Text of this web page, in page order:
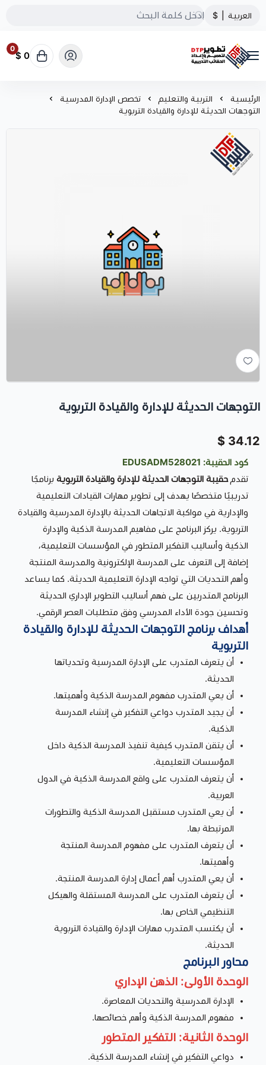
العربية $
تطوير الحقائب التدريبية
0
0 $
الرئيسية التربية والتعليم
تخصص الإدارة المدرسية
التوجهات الحديثة للإدارة والقيادة التربوية
التوجهات الحديثة للإدارة والقيادة التربوية
34.12 $
كود الحقيبة: EDUSADM528021
تقدمحقيبة التوجهات الحديثة للإدارة والقيادة التربوية برنامجًا
تدريبيًا متخصصًا يهدف إلى تطوير مهارات القيادات التعليمية
والإدارية في مواكبة الاتجاهات الحديثة بالإدارة المدرسية والقيادة
التربوية. يركز البرنامج على مفاهيم المدرسة الذكية والإدارة
الذكية وأساليب التفكير المتطور في المؤسسات التعليمية،
إضافة إلى التعرف على المدرسة الإلكترونية والمدرسة المنتجة
وأهم التحديات التي تواجه الإدارة التعليمية الحديثة. كما يساعد
البرنامج المتدربين على فهم أساليب التطوير الإداري الحديثة
وتحسين جودة الأداء المدرسي وفق متطلبات العصر الرقمي.
أهداف برنامج التوجهات الحديثة للإدارة والقيادة
التربوية
أن يتعرف المتدرب على الإدارة المدرسية وتحدياتها
الحديثة.
أن يعي المتدرب مفهوم المدرسة الذكية وأهميتها.
أن يجيد المتدرب دواعي التفكير في إنشاء المدرسة
الذكية.
أن يتقن المتدرب كيفية تنفيذ المدرسة الذكية داخل
المؤسسات التعليمية.
أن يتعرف المتدرب على واقع المدرسة الذكية في الدول
العربية.
أن يعي المتدرب مستقبل المدرسة الذكية والتطورات
المرتبطة بها.
أن يتعرف المتدرب على مفهوم المدرسة المنتجة
وأهميتها.
أن يعي المتدرب أهم أعمال إدارة المدرسة المنتجة.
أن يتعرف المتدرب على المدرسة المستقلة والهيكل
التنظيمي الخاص بها.
أن يكتسب المتدرب مهارات الإدارة والقيادة التربوية
الحديثة.
محاور البرنامج
الوحدة الأولى: الذهن الإداري
الإدارة المدرسية والتحديات المعاصرة.
مفهوم المدرسة الذكية وأهم خصائصها.
الوحدة الثانية: التفكير المتطور
دواعي التفكير في إنشاء المدرسة الذكية.